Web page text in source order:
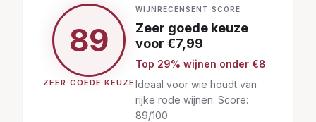
89
ZEER GOEDE KEUZE
WIJNRECENSENT SCORE
Zeer goede keuze
voor €7,99
Top 29% wijnen onder €8
Ideaal voor wie houdt van
rijke rode wijnen. Score:
89/100.